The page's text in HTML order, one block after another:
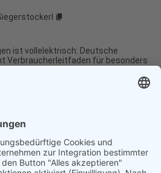
ist vollelektrisch: Deutsche
Verbraucherleitfaden für besonders